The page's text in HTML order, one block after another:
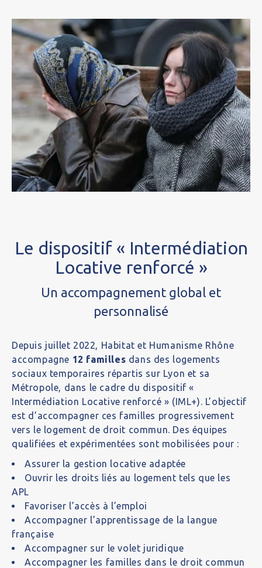
Le dispositif « Intermédiation
Locative renforcé »
Un accompagnement global et
personnalisé
Depuis juillet 2022, Habitat et Humanisme Rhône
accompagne 12 familles dans des logements
sociaux temporaires répartis sur Lyon et sa
Métropole, dans le cadre du dispositif «
Intermédiation Locative renforcé » (IML+). L’objectif
est d’accompagner ces familles progressivement
vers le logement de droit commun. Des équipes
qualifiées et expérimentées sont mobilisées pour :
Assurer la gestion locative adaptée
Ouvrir les droits liés au logement tels que les
APL
Favoriser l’accès à l’emploi
Accompagner l’apprentissage de la langue
française
Accompagner sur le volet juridique
Accompagner les familles dans le droit commun